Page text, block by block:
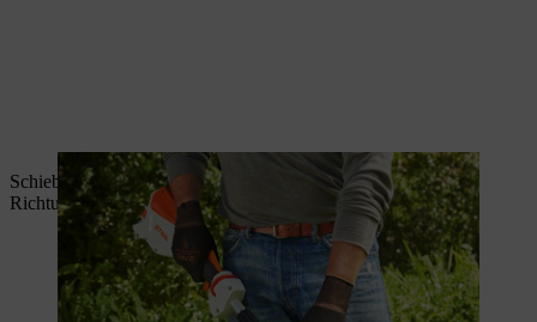
Schieben Sie nun den Entsperrschieber mit dem Daumen in
Richtung Rundumgriff und halten Sie den Schieber.